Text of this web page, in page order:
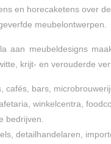
en horecaketens over
meubelontwerpen.
aan meubeldesigns
krijt- en verouderde
cafés, bars,
winkelcentra,
bedrijven.
detailhandelaren,